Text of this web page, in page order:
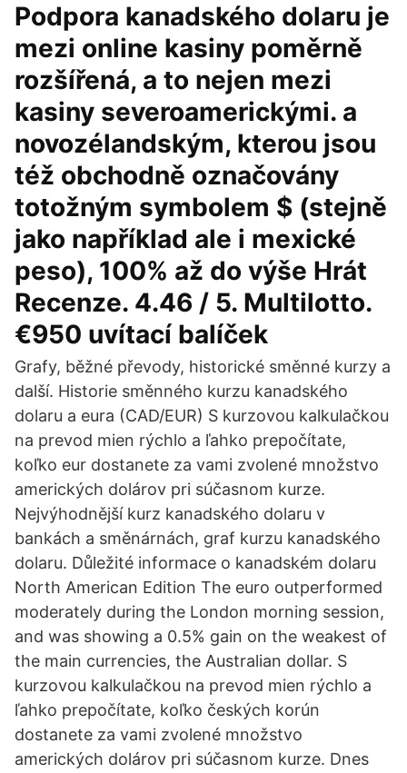
Podpora kanadského dolaru je
mezi online kasiny poměrně
rozšířená, a to nejen mezi
kasiny severoamerickými. a
novozélandským, kterou jsou
též obchodně označovány
totožným symbolem $ (stejně
jako například ale i mexické
peso), 100% až do výše Hrát
Recenze. 4.46 / 5. Multilotto.
€950 uvítací balíček
Grafy, běžné převody, historické směnné kurzy a
další. Historie směnného kurzu kanadského
dolaru a eura (CAD/EUR) S kurzovou kalkulačkou
na prevod mien rýchlo a ľahko prepočítate,
koľko eur dostanete za vami zvolené množstvo
amerických dolárov pri súčasnom kurze.
Nejvýhodnější kurz kanadského dolaru v
bankách a směnárnách, graf kurzu kanadského
dolaru. Důležité informace o kanadském dolaru
North American Edition The euro outperformed
moderately during the London morning session,
and was showing a 0.5% gain on the weakest of
the main currencies, the Australian dollar. S
kurzovou kalkulačkou na prevod mien rýchlo a
ľahko prepočítate, koľko českých korún
dostanete za vami zvolené množstvo
amerických dolárov pri súčasnom kurze. Dnes